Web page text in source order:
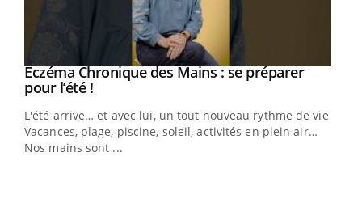
Youtube
Eczéma Chronique des Mains : se préparer
pour l’été !Youtube
L'été arrive… et avec lui, un tout nouveau rythme de vie !
Vacances, plage, piscine, soleil, activités en plein air…
Nos mains sont ...